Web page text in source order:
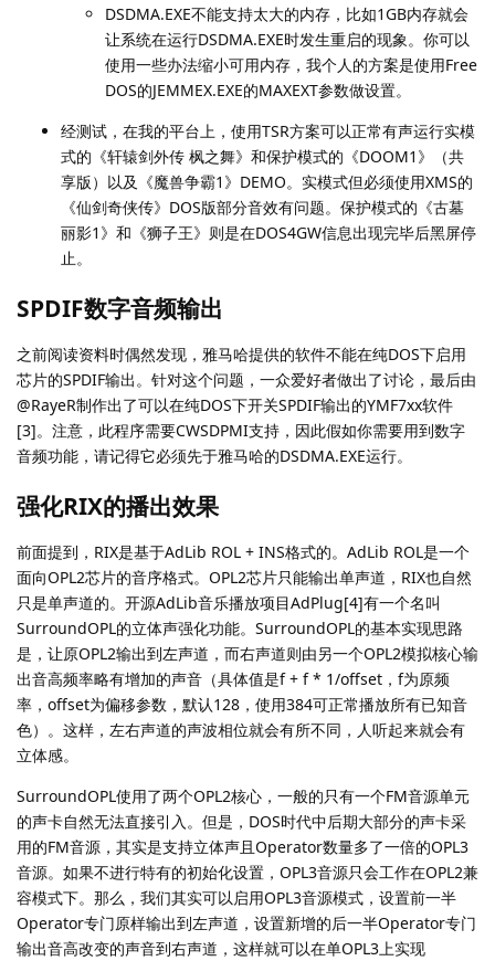
DSDMA.EXE不能支持太大的内存，比如1GB内存就会
让系统在运行DSDMA.EXE时发生重启的现象。你可以
使用一些办法缩小可用内存，我个人的方案是使用Free
DOS的JEMMEX.EXE的MAXEXT参数做设置。
经测试，在我的平台上，使用TSR方案可以正常有声运行实模
式的《轩辕剑外传 枫之舞》和保护模式的《DOOM1》（共
享版）以及《魔兽争霸1》DEMO。实模式但必须使用XMS的
《仙剑奇侠传》DOS版部分音效有问题。保护模式的《古墓
丽影1》和《狮子王》则是在DOS4GW信息出现完毕后黑屏停
止。
SPDIF数字音频输出
之前阅读资料时偶然发现，雅马哈提供的软件不能在纯DOS下启用
芯片的SPDIF输出。针对这个问题，一众爱好者做出了讨论，最后由
@RayeR制作出了可以在纯DOS下开关SPDIF输出的YMF7xx软件
[3]。注意，此程序需要CWSDPMI支持，因此假如你需要用到数字
音频功能，请记得它必须先于雅马哈的DSDMA.EXE运行。
强化RIX的播出效果
前面提到，RIX是基于AdLib ROL + INS格式的。AdLib ROL是一个
面向OPL2芯片的音序格式。OPL2芯片只能输出单声道，RIX也自然
只是单声道的。开源AdLib音乐播放项目AdPlug[4]有一个名叫
SurroundOPL的立体声强化功能。SurroundOPL的基本实现思路
是，让原OPL2输出到左声道，而右声道则由另一个OPL2模拟核心输
出音高频率略有增加的声音（具体值是f + f * 1/offset，f为原频
率，offset为偏移参数，默认128，使用384可正常播放所有已知音
色）。这样，左右声道的声波相位就会有所不同，人听起来就会有
立体感。
SurroundOPL使用了两个OPL2核心，一般的只有一个FM音源单元
的声卡自然无法直接引入。但是，DOS时代中后期大部分的声卡采
用的FM音源，其实是支持立体声且Operator数量多了一倍的OPL3
音源。如果不进行特有的初始化设置，OPL3音源只会工作在OPL2兼
容模式下。那么，我们其实可以启用OPL3音源模式，设置前一半
Operator专门原样输出到左声道，设置新增的后一半Operator专门
输出音高改变的声音到右声道，这样就可以在单OPL3上实现